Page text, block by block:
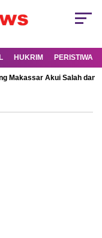
HUKRIM PERISTIWA
Makassar Akui Salah dan